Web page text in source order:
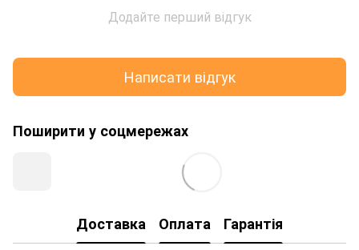
Додайте перший відгук
Написати відгук
Поширити у соцмережах
Доставка Оплата Гарантія